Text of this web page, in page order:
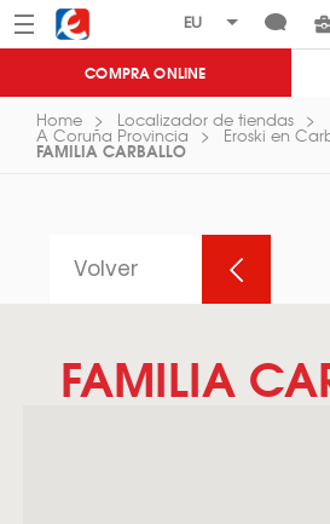
Menú Eroski
COMPRA ONLINE
Home Localizador de tiendas
A Coruña Provincia Eroski en
FAMILIA CARBALLO
Volver
FAMILIA